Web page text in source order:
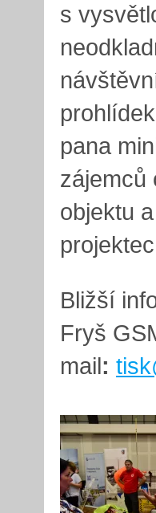
s
pana
zájemců
objektu
Bližší
Fryš
mail :